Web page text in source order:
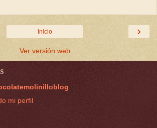
›
Inicio
Ver versión web
mi perfil